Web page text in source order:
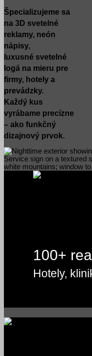
Špecializujeme sa
na 3D svetelné
reklamy, neón
nápisy,
luxusné svetelné
logá na mieru pre
firmy, hotely a
prevádzky.
Každý kus
vyrábame precízne
– ako funkčný
dizajnový prvok.
100+
Hotely,